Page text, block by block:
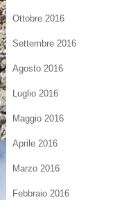
Ottobre 2016
Settembre 2016
Agosto 2016
Luglio 2016
Maggio 2016
Aprile 2016
Marzo 2016
Febbraio 2016